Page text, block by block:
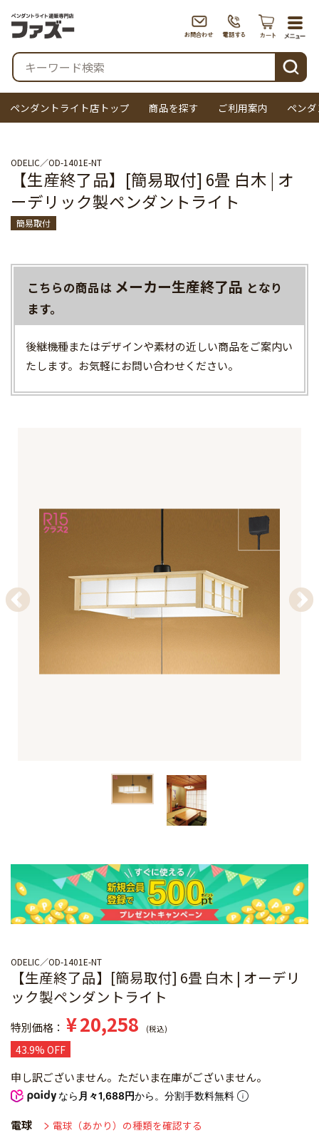
検索
ペンダントライト店トップ 商品を探す ご利用案内 ペン
ODELIC OD-1401E-NT
【生産終了品】[簡易取付] 6畳 白木 | オ
ーデリック製ペンダントライト
簡易取付
こちらの商品は メーカー生産終了品 となり
ます。
後継機種またはデザインや素材の近しい商品をご案内い
たします。お気軽にお問い合わせください。
ODELIC OD-1401E-NT
【生産終了品】[簡易取付] 6畳 白木 | オーデリ
ック製ペンダントライト
特別価格 ¥20,258 税込
43.9% OFF
申し訳ございません。ただいま在庫がございません。
なら 月々1,688円から。分割手数料無料
電球 電球（あかり）の種類を確認する